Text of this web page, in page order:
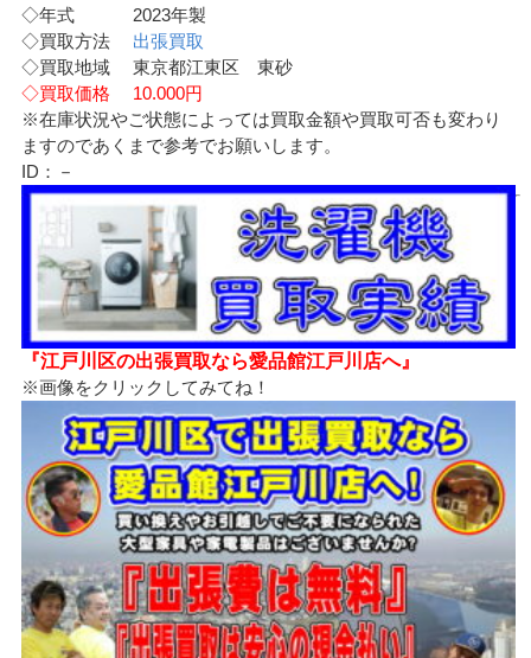
◇年式 2023年製
◇買取方法 出張買取
◇買取地域 東京都江東区 東砂
◇買取価格 10.000円
※在庫状況やご状態によっては買取金額や買取可否も変わり
ますのであくまで参考でお願いします。
ID：－
『江戸川区の出張買取なら愛品館江戸川店へ』
※画像をクリックしてみてね！